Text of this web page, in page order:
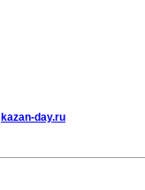
kazan-day.ru